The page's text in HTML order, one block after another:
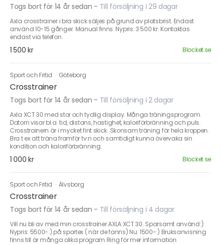
Togs bort för 14 år sedan - Till försäljning i 29 dagar
Axla crosstrainer i bra skick säljes på grund av platsbrist. Endast
använd 10-15 gånger. Manual finns. Nypris: 3 500 kr. Kontaktas
endast via telefon.
1 500 kr Blocket.se
Sport och Fritid · Göteborg
Crosstrainer
Togs bort för 14 år sedan - Till försäljning i 2 dagar
Axla XCT 30 med stor och tydlig display. Många träningsprogram.
Datorn visar bl.a. tid, distans, hastighet, kaloriförbränning och puls.
Crosstrainern är i mycket fint skick. Skonsam träning för hela kroppen.
Bra t ex att träna framför tv:n och samtidigt kunna övervaka sin
kondition och kaloriförbränning.
1 000 kr Blocket.se
Sport och Fritid · Älvsborg
Crosstrainer
Togs bort för 14 år sedan - Till försäljning i 4 dagar
Vill nu bli av med min crosstrainer AXLA XCT 30. Sparsamt använd:)
Nypris: 5500-:) på sportex ( när de fanns) Nu: 1500-:) Bruksanvisning
finns till är många olika program Ring för mer information